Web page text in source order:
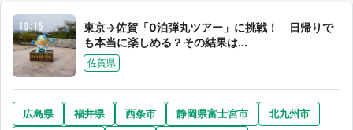
東京→佐賀「0泊弾丸ツアー」に挑戦！ 日帰りで
も本当に楽しめる？その結果は...
佐賀県
広島県 福井県 西条市 静岡県富士宮市
北九州市